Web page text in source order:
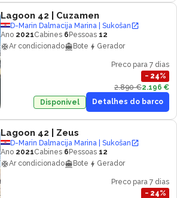
Lagoon 42 | Cuzamen
D-Marin Dalmacija Marina | Sukošan
Ano 2021Cabines 6 Pessoas 12
Ar condicionado
Bote Gerador
Preco para 7 dias
− 24%
2.890 €2.196 €
Disponivel
Detalhes do barco
Lagoon 42 | Zeus
D-Marin Dalmacija Marina | Sukošan
Ano 2021Cabines 6 Pessoas 12
Ar condicionado
Bote Gerador
Preco para 7 dias
− 24%